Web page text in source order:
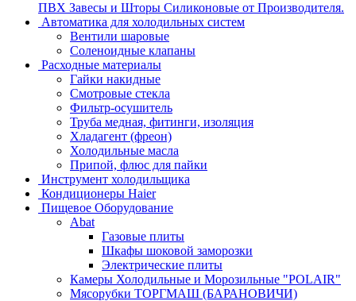
ПВХ Завесы и Шторы Силиконовые от Производителя.
Автоматика для холодильных систем
Вентили шаровые
Соленоидные клапаны
Расходные материалы
Гайки накидные
Смотровые стекла
Фильтр-осушитель
Труба медная, фитинги, изоляция
Хладагент (фреон)
Холодильные масла
Припой, флюс для пайки
Инструмент холодильщика
Кондиционеры Haier
Пищевое Оборудование
Abat
Газовые плиты
Шкафы шоковой заморозки
Электрические плиты
Камеры Холодильные и Морозильные "POLAIR"
Мясорубки ТОРГМАШ (БАРАНОВИЧИ)